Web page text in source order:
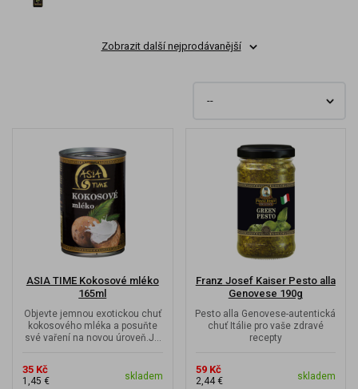
Zobrazit další nejprodávanější
ASIA TIME Kokosové mléko
165ml
Objevte jemnou exotickou chuť
kokosového mléka a posuňte
své vaření na novou úroveň.Je
35 Kč
1,45 € skladem
Franz Josef Kaiser Pesto alla
Genovese 190g
Pesto alla Genovese-autentická
chuť Itálie pro vaše zdravé
recepty
59 Kč
2,44 € skladem